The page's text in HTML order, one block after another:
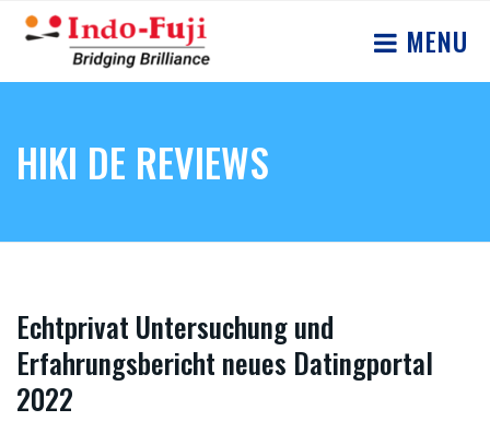
MENU
HIKI DE REVIEWS
Echtprivat Untersuchung und
Erfahrungsbericht neues Datingportal
2022